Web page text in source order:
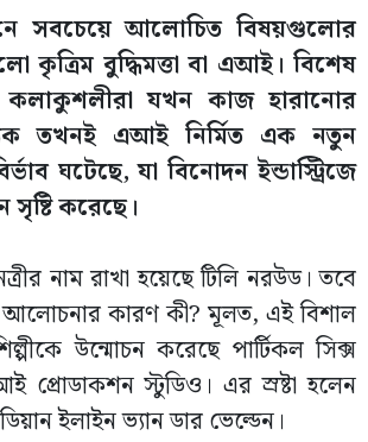
সবচেয়ে আলোচিত বিষয়গুলোর
কৃত্রিম বুদ্ধিমত্তা বা এআই। বিশেষ
যখন কাজ হারানোর
তখনই এআই নির্মিত এক নতুন
ঘটেছে, যা বিনোদন ইন্ডাস্ট্রিজে
করেছে।
নাম রাখা হয়েছে টিলি নরউড। তবে
আলোচনার কারণ কী? মূলত, এই বিশাল
উন্মোচন করেছে পার্টিকল সিক্স
প্রোডাকশন স্টুডিও। এর স্রষ্টা হলেন
ইলাইন ভ্যান ডার ভেল্ডেন।